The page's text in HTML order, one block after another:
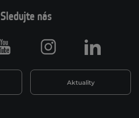
Sledujte nás
Aktuality
Youtube Instagram LinkedIn